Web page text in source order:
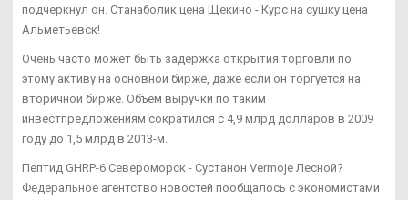
подчеркнул он. Станаболик цена Щекино - Курс на сушку цена
Альметьевск!
Очень часто может быть задержка открытия торговли по
этому активу на основной бирже, даже если он торгуется на
вторичной бирже. Объем выручки по таким
инвестпредложениям сократился с 4,9 млрд долларов в 2009
году до 1,5 млрд в 2013-м.
Пептид GHRP-6 Североморск - Сустанон Vermoje Лесной?
Федеральное агентство новостей пообщалось с экономистами